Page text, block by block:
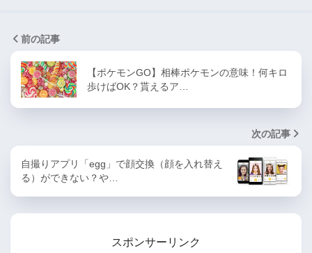
前の記事
【ポケモンGO】相棒ポケモンの意味！何キロ
歩けばOK？貰えるア…
次の記事
自撮りアプリ「egg」で顔交換（顔を入れ替え
る）ができない？や…
スポンサーリンク